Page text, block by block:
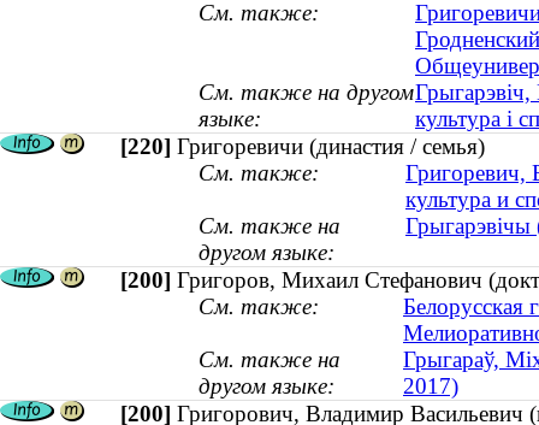
См. также:
См. также на другом
языке:
Грыгарэвіч,
культура і
[220] Григоревичи (династия / семья)
См. также:
Григоревич,
культура и
См. также на
другом языке:
[200] Григоров, Михаил Стефанович
См. также:
Белорусская
См. также на
другом языке:
Грыгараў,
2017)
[200] Григорович, Владимир Васильевич